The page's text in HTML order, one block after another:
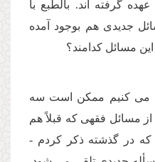
گرفته اند. بالطبع با
جدیدى هم بوجود آمده
مسائل كدامند؟
مى كنیم ممكن است سه
مسائل فقهى كه قبلاً هم
كه در گذشته ذكر كردم -